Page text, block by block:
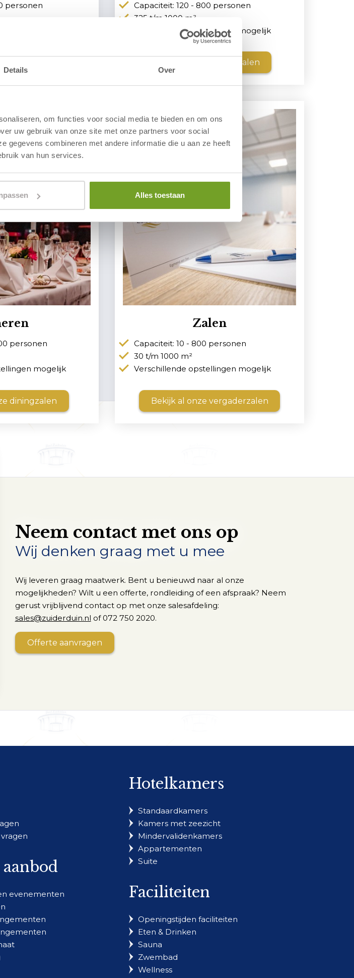
Details Over
om functies voor social media te bieden en om ons
uw gebruik van onze site met onze partners voor social
gegevens combineren met andere informatie die u aan ze heeft
van hun services.
Alles toestaan
personen
Capaciteit: 120 - 800 personen
325 t/m 1000 m²
Verschillende opstellingen mogelijk
Bekijk al onze feestzalen
personen
mogelijk
diningzalen
Zalen
Capaciteit: 10 - 800 personen
30 t/m 1000 m²
Verschillende opstellingen mogelijk
Bekijk al onze vergaderzalen
Neem contact met ons op
Wij denken graag met u mee
Wij leveren graag maatwerk. Bent u benieuwd naar al onze
mogelijkheden? Wilt u een offerte, rondleiding of een afspraak? Neem
gerust vrijblijvend contact op met onze salesafdeling:
sales@zuiderduin.nl of 072 750 2020.
Offerte aanvragen
evenementen
Hotelkamers
Standaardkamers
Kamers met zeezicht
Mindervalidenkamers
Appartementen
Suite
Faciliteiten
Openingstijden faciliteiten
Eten & Drinken
Sauna
Zwembad
Wellness